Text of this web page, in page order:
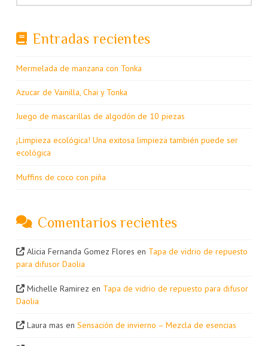
Entradas recientes
Mermelada de manzana con Tonka
Azucar de Vainilla, Chai y Tonka
Juego de mascarillas de algodón de 10 piezas
¡Limpieza ecológica! Una exitosa limpieza también puede ser
ecológica
Muffins de coco con piña
Comentarios recientes
Alicia Fernanda Gomez Flores en Tapa de vidrio de repuesto
para difusor Daolia
Michelle Ramirez en Tapa de vidrio de repuesto para difusor
Daolia
Laura mas enSensación de invierno – Mezcla de esencias